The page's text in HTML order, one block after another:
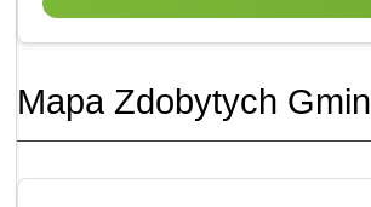
Mapa Zdobytych Gmin